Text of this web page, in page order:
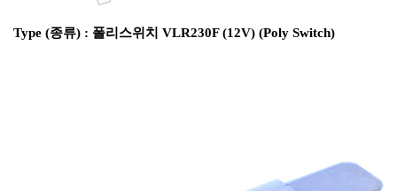
Type (종류) : 폴리스위치 VLR230F (12V) (Poly Switch)